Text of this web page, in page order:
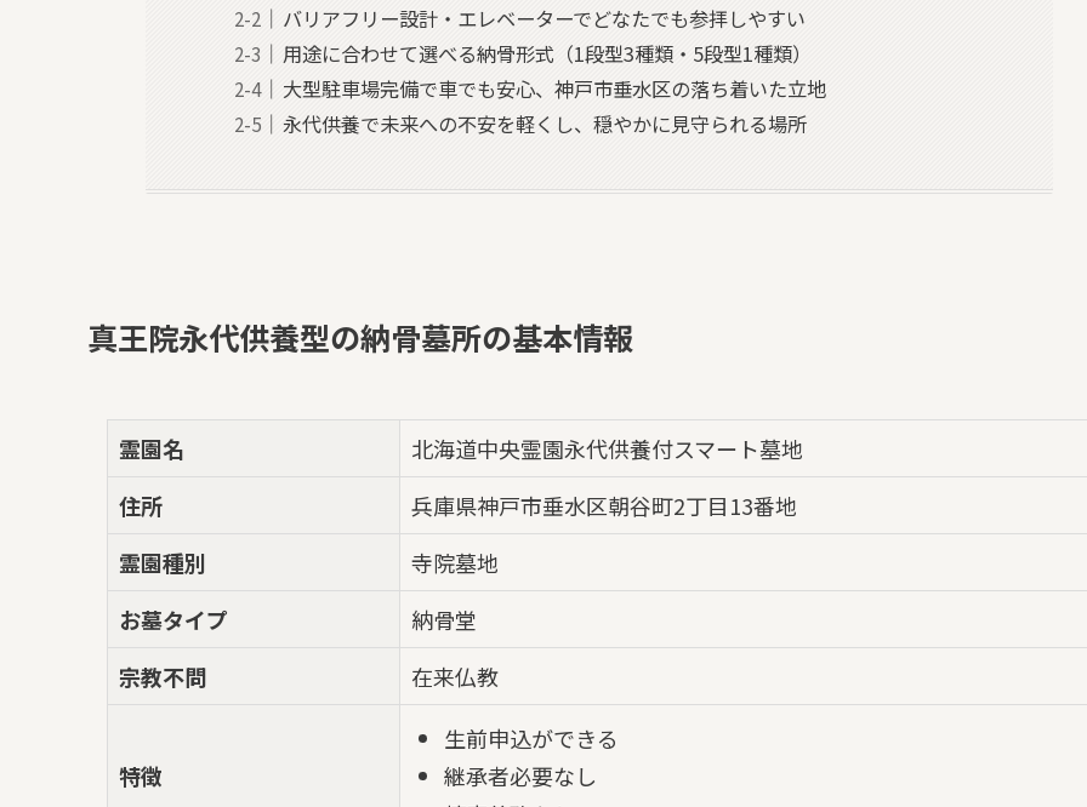
バリアフリー設計・エレベーターでどなたでも参拝しやすい
用途に合わせて選べる納骨形式（1段型3種類・5段型1種類）
大型駐車場完備で車でも安心、神戸市垂水区の落ち着いた立地
永代供養で未来への不安を軽くし、穏やかに見守られる場所
真王院永代供養型の納骨墓所の基本情報
霊園名
北海道中央霊園永代供養付スマート墓地
住所
兵庫県神戸市垂水区朝谷町2丁目13番地
霊園種別
寺院墓地
お墓タイプ
納骨堂
宗教不問
在来仏教
特徴
生前申込ができる
継承者必要なし